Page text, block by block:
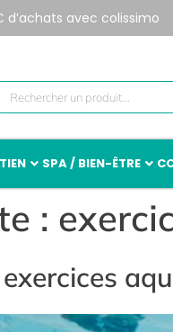
d’achats avec colissimo
SPA / BIEN-ÊTRE
: